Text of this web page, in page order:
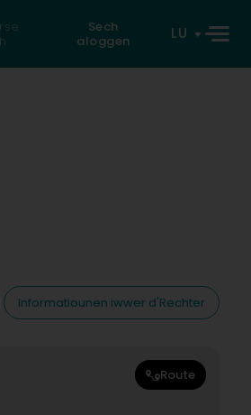
Sech
aloggen
LU
Informatiounen iwwer d'Rechter
Route